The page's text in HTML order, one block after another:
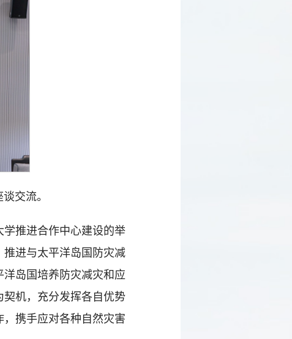
交流。
推进合作中心建设的举
进与太平洋岛国防灾减
岛国培养防灾减灾和应
机，充分发挥各自优势
携手应对各种自然灾害